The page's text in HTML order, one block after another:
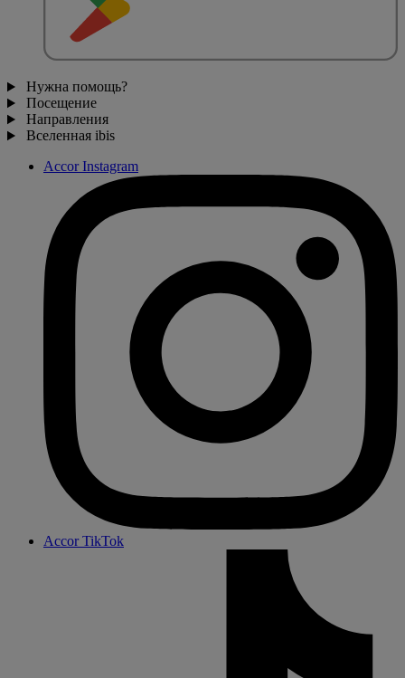
Нужна помощь?
Посещение
Направления
Вселенная ibis
Accor Instagram
Accor TikTok